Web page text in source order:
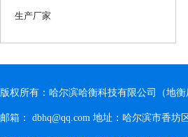
生产厂家
版权所有：哈尔滨哈衡科技有限公司（地衡
邮箱： dbhq@qq.com 地址：哈尔滨市香坊